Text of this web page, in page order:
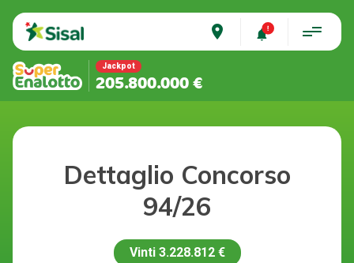
place
Jackpot
205.800.000 €
Dettaglio Concorso
94/26
Vinti 3.228.812 €